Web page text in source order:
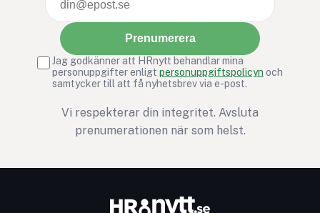
Prenumerera
Jag godkänner att HRnytt behandlar mina
personuppgifter enligt personuppgiftspolicyn och
samtycker till att få nyhetsbrev via e-post.
Vi respekterar din integritet. Avsluta
prenumerationen när som helst.